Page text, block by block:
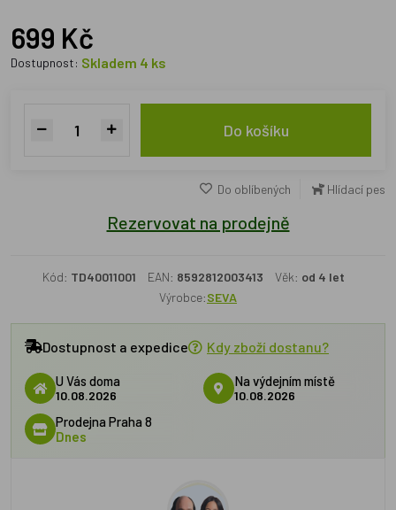
699 Kč
Dostupnost: Skladem 4 ks
Do košíku
Do oblíbených Hlídací pes
Rezervovat na prodejně
Kód: TD40011001 EAN: 8592812003413 Věk: od 4 let
Výrobce:SEVA
Dostupnost a expedice Kdy zboží dostanu?
U Vás doma
10.08.2026
Na výdejním místě
10.08.2026
Prodejna Praha 8
Dnes